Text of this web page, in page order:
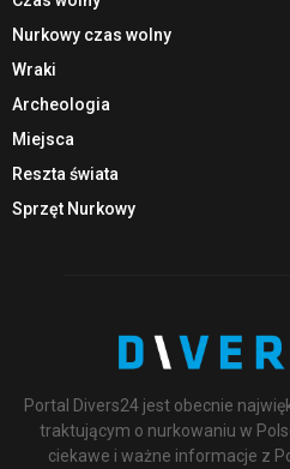
Nurkowy czas wolny
Wraki
Archeologia
Miejsca
Reszta świata
Sprzęt Nurkowy
Portal Divers24 jest obecnie
traktującym o nurkowaniu w
ciekawe i ważne informacje z